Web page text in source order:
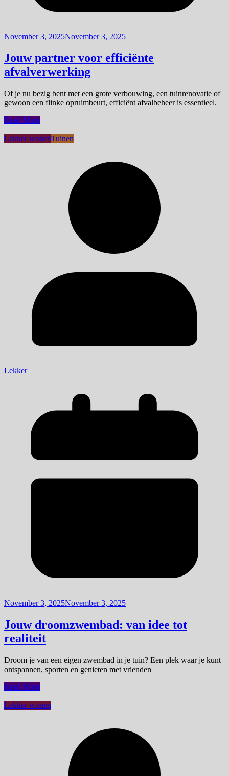
November 3, 2025November 3, 2025
Jouw partner voor efficiënte
afvalverwerking
Of je nu bezig bent met een grote verbouwing, een tuinrenovatie of
gewoon een flinke opruimbeurt, efficiënt afvalbeheer is essentieel.
Read More
Lekker wonenTuinen
Lekker
November 3, 2025November 3, 2025
Jouw droomzwembad: van idee tot
realiteit
Droom je van een eigen zwembad in je tuin? Een plek waar je kunt
ontspannen, sporten en genieten met vrienden
Read More
Lekker wonen